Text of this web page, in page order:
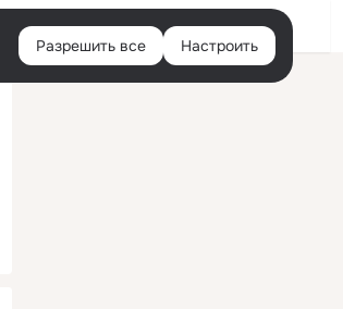
Войти
Разрешить все Настроить